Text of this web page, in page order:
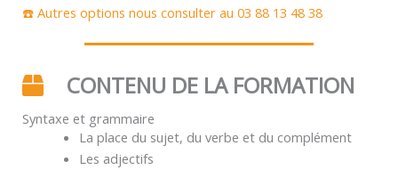
☎️ Autres options nous consulter au 03 88 13 48 38
CONTENU DE LA FORMATION
Syntaxe et grammaire
La place du sujet, du verbe et du complément
Les adjectifs